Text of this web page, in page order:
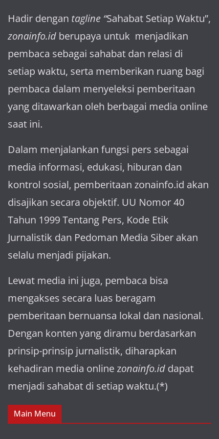
Hadir dengan tagline “Sahabat Setiap Waktu”,
zonainfo.id berupaya untuk menjadikan
pembaca sebagai sahabat dan relasi di
setiap waktu, serta memberikan ruang bagi
pembaca dalam menyeleksi pemberitaan
yang ditawarkan oleh berbagai media online
saat ini.
Dalam menjalankan fungsi pers sebagai
media informasi, edukasi, hiburan dan
kontrol sosial, pemberitaan zonainfo.id akan
disajikan secara objektif. UU Nomor 40
Tahun 1999 Tentang Pers, Kode Etik
Jurnalistik dan Pedoman Media Siber akan
selalu menjadi pijakan.
Lewat media ini juga, pembaca bisa
mengakses secara luas beragam
pemberitaan bernuansa lokal dan nasional.
Dengan konten yang diramu berdasarkan
prinsip-prinsip jurnalistik, diharapkan
kehadiran media online zonainfo.id dapat
menjadi sahabat di setiap waktu.(*)
Main Menu